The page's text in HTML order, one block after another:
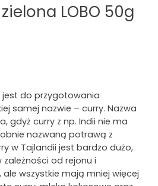
LOBO 50g
jest do przygotowania
samej nazwie – curry. Nazwa
gdyż curry z np. Indii nie ma
nazwaną potrawą z
w Tajlandii jest bardzo dużo,
zależności od rejonu i
ale wszystkie mają mniej więcej